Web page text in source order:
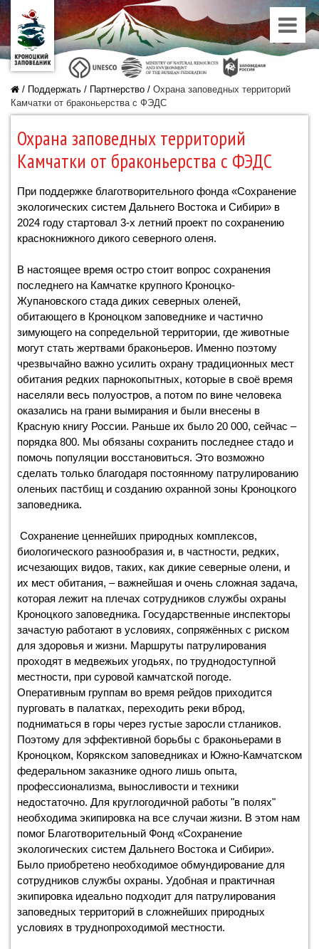
/ Поддержать / Партнерство / Охрана заповедных территорий
Камчатки от браконьерства с ФЭДС
Охрана заповедных территорий
Камчатки от браконьерства с ФЭДС
При поддержке благотворительного фонда «Сохранение
экологических систем Дальнего Востока и Сибири» в
2024 году стартовал 3-х летний проект по сохранению
краснокнижного дикого северного оленя.
В настоящее время остро стоит вопрос сохранения
последнего на Камчатке крупного Кроноцко-
Жупановского стада диких северных оленей,
обитающего в Кроноцком заповеднике и частично
зимующего на сопредельной территории, где животные
могут стать жертвами браконьеров. Именно поэтому
чрезвычайно важно усилить охрану традиционных мест
обитания редких парнокопытных, которые в своё время
населяли весь полуостров, а потом по вине человека
оказались на грани вымирания и были внесены в
Красную книгу России. Раньше их было 20 000, сейчас –
порядка 800. Мы обязаны сохранить последнее стадо и
помочь популяции восстановиться. Это возможно
сделать только благодаря постоянному патрулированию
оленьих пастбищ и созданию охранной зоны Кроноцкого
заповедника.
Сохранение ценнейших природных комплексов,
биологического разнообразия и, в частности, редких,
исчезающих видов, таких, как дикие северные олени, и
их мест обитания, – важнейшая и очень сложная задача,
которая лежит на плечах сотрудников службы охраны
Кроноцкого заповедника. Государственные инспекторы
зачастую работают в условиях, сопряжённых с риском
для здоровья и жизни. Маршруты патрулирования
проходят в медвежьих угодьях, по труднодоступной
местности, при суровой камчатской погоде.
Оперативным группам во время рейдов приходится
пурговать в палатках, переходить реки вброд,
подниматься в горы через густые заросли стлаников.
Поэтому для эффективной борьбы с браконьерами в
Кроноцком, Корякском заповедниках и Южно-Камчатском
федеральном заказнике одного лишь опыта,
профессионализма, выносливости и техники
недостаточно. Для круглогодичной работы "в полях"
необходима экипировка на все случаи жизни. В этом нам
помог Благотворительный Фонд «Сохранение
экологических систем Дальнего Востока и Сибири».
Было приобретено необходимое обмундирование для
сотрудников службы охраны. Удобная и практичная
экипировка идеально подходит для патрулирования
заповедных территорий в сложнейших природных
условиях в труднопроходимой местности.